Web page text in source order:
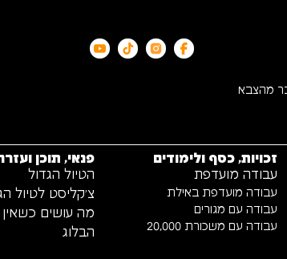
מהצבא
זכויות, כסף ולימודים
עבודה מועדפת
עבודה מועדפת באילת
עבודה עם מגורים
עבודה עם משכורת 20,000
פנאי, תוכן
הטיול הגדול
צ׳קליסט לטיול
מה עושים כשאין
הבלוג